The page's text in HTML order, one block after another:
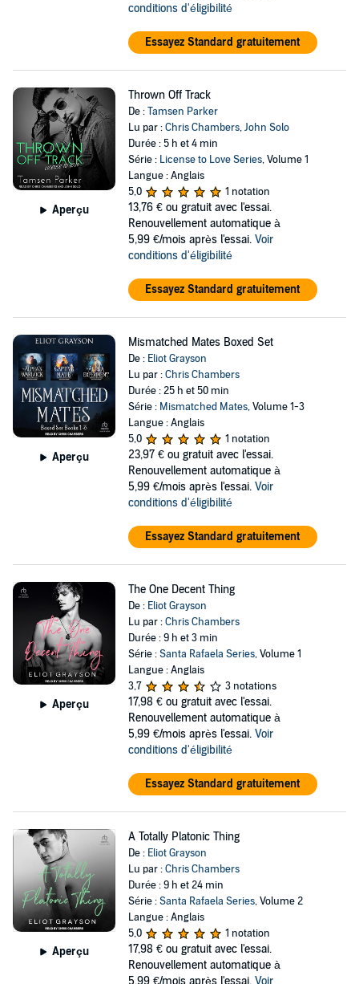
conditions d'éligibilité
Essayez Standard gratuitement
Aperçu
Thrown Off Track
De :Tamsen Parker
Lu par :Chris Chambers,John Solo
Durée : 5 h et 4 min
Série : License to Love Series, Volume 1
Langue : Anglais
5,0
1 notation
13,76 € ou gratuit avec l'essai.
Renouvellement automatique à
5,99 €/mois après l'essai. Voir
conditions d'éligibilité
Essayez Standard gratuitement
Aperçu
Mismatched Mates Boxed Set
De : Eliot Grayson
Lu par :Chris Chambers
Durée : 25 h et 50 min
Série : Mismatched Mates, Volume 1-3
Langue : Anglais
5,0
1 notation
23,97 € ou gratuit avec l'essai.
Renouvellement automatique à
5,99 €/mois après l'essai. Voir
conditions d'éligibilité
Essayez Standard gratuitement
Aperçu
The One Decent Thing
De : Eliot Grayson
Lu par :Chris Chambers
Durée : 9 h et 3 min
Série :Santa Rafaela Series, Volume 1
Langue : Anglais
3,7
3 notations
17,98 € ou gratuit avec l'essai.
Renouvellement automatique à
5,99 €/mois après l'essai. Voir
conditions d'éligibilité
Essayez Standard gratuitement
Aperçu
A Totally Platonic Thing
De : Eliot Grayson
Lu par :Chris Chambers
Durée : 9 h et 24 min
Série :Santa Rafaela Series, Volume 2
Langue : Anglais
5,0
1 notation
17,98 € ou gratuit avec l'essai.
Renouvellement automatique à
5,99 €/mois après l'essai. Voir